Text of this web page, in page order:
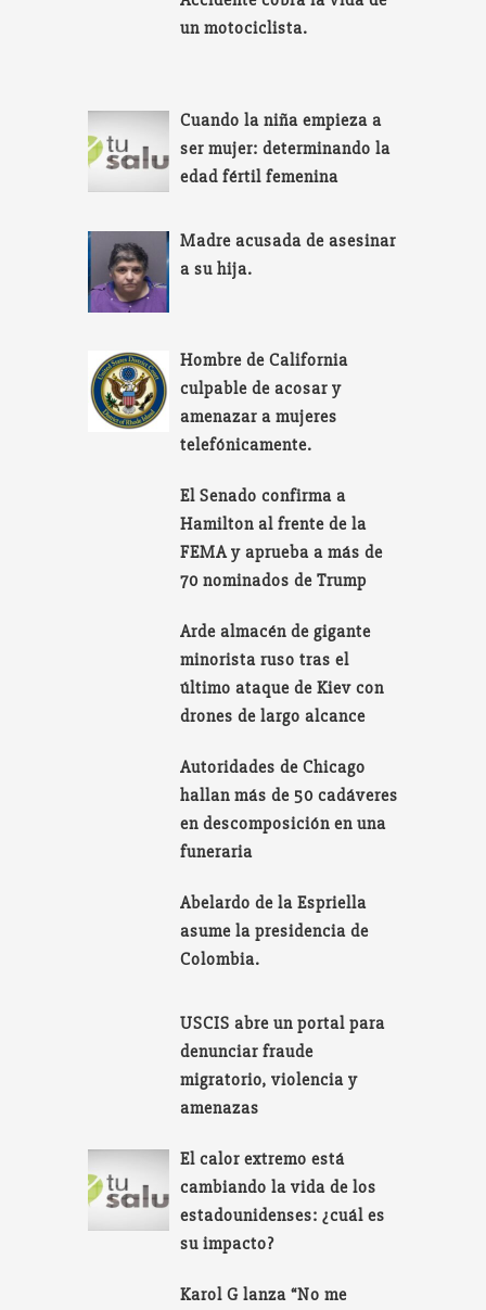
un motociclista.
Cuando la niña empieza a
ser mujer: determinando la
edad fértil femenina
Madre acusada de asesinar
a su hija.
Hombre de California
culpable de acosar y
amenazar a mujeres
telefónicamente.
El Senado confirma a
Hamilton al frente de la
FEMA y aprueba a más de
70 nominados de Trump
Arde almacén de gigante
minorista ruso tras el
último ataque de Kiev con
drones de largo alcance
Autoridades de Chicago
hallan más de 50 cadáveres
en descomposición en una
funeraria
Abelardo de la Espriella
asume la presidencia de
Colombia.
USCIS abre un portal para
denunciar fraude
migratorio, violencia y
amenazas
El calor extremo está
cambiando la vida de los
estadounidenses: ¿cuál es
su impacto?
Karol G lanza “No me